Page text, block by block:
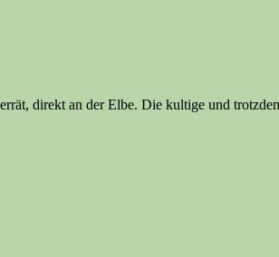
direkt an der Elbe. Die kultige und